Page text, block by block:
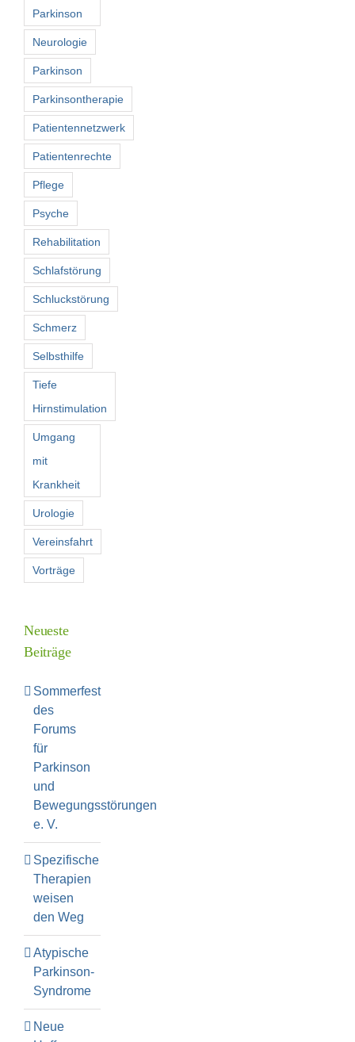
Parkinson
Neurologie
Parkinson
Parkinsontherapie
Patientennetzwerk
Patientenrechte
Pflege
Psyche
Rehabilitation
Schlafstörung
Schluckstörung
Schmerz
Selbsthilfe
Tiefe
Hirnstimulation
Umgang
mit
Krankheit
Urologie
Vereinsfahrt
Vorträge
Neueste
Beiträge
Sommerfest
des
Forums
für
Parkinson
und
Bewegungsstörungen
e. V.
Spezifische
Therapien
weisen
den Weg
Atypische
Parkinson-
Syndrome
Neue